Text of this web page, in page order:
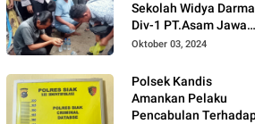
Sekolah Widya Darma
Div-1 PT.Asam Jawa
Todongkan Senpi
Sumberjo
Oktober 03, 2024
Polsek Kandis
Amankan Pelaku
Pencabulan Terhadap